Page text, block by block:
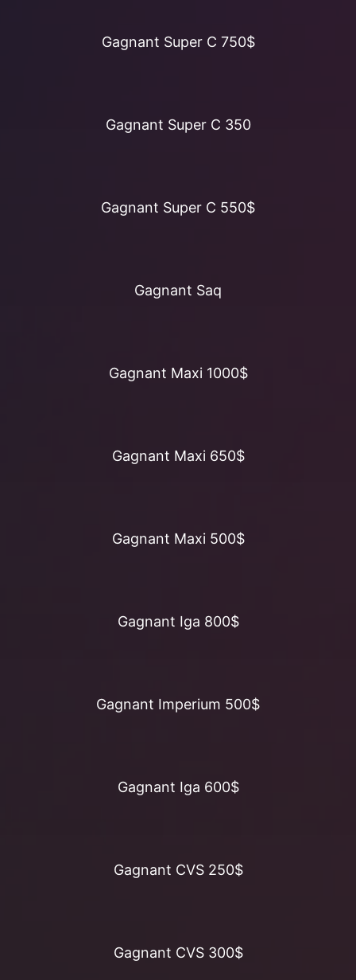
Gagnant Super C 750$
Gagnant Super C 350
Gagnant Super C 550$
Gagnant Saq
Gagnant Maxi 1000$
Gagnant Maxi 650$
Gagnant Maxi 500$
Gagnant Iga 800$
Gagnant Imperium 500$
Gagnant Iga 600$
Gagnant CVS 250$
Gagnant CVS 300$